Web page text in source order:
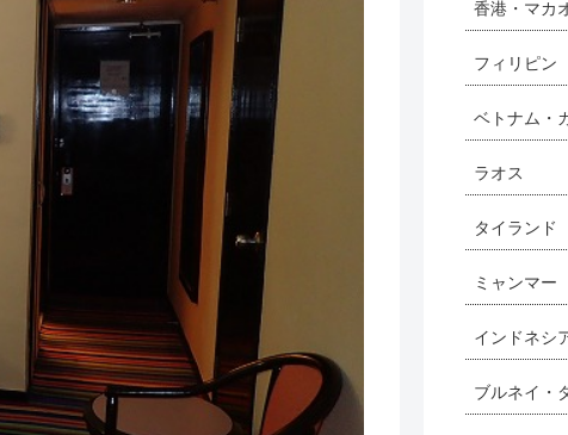
香港・マカ
フィリピン
ベトナム・
ラオス
タイランド
ミャンマー
インドネシ
ブルネイ・